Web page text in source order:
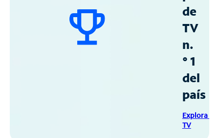
de
TV
n.
° 1
del
país
Explora
TV